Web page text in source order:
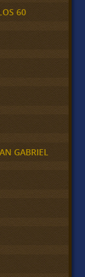
60
GABRIEL